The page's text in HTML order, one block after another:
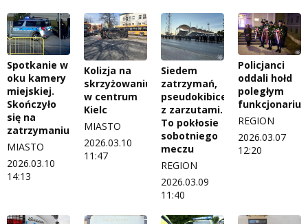
Spotkanie w
oku kamery
miejskiej.
Skończyło
się na
zatrzymaniu
MIASTO
2026.03.10
14:13
Kolizja na
skrzyżowaniu
w centrum
Kielc
MIASTO
2026.03.10
11:47
Siedem
zatrzymań,
pseudokibice
z zarzutami.
To pokłosie
sobotniego
meczu
REGION
2026.03.09
11:40
Policjanci
oddali hołd
poległym
REGION
2026.03.07
12:20